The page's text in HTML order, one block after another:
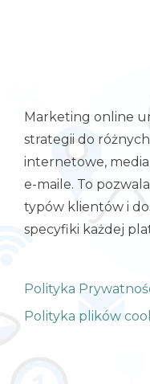
Marketing online
strategii do
internetowe, media
e-maile. To
typów klientów i
specyfiki każdej
Polityka
Polityka plików